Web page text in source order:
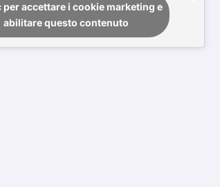
per accettare i cookie marketing e
abilitare questo contenuto